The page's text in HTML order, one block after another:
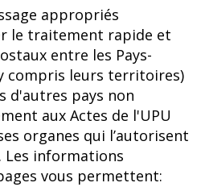
appropriés
le traitement rapide et
entre les Pays-
compris leurs territoires)
d'autres pays non
aux Actes de l'UPU
organes qui l’autorisent
Les informations
vous permettent: